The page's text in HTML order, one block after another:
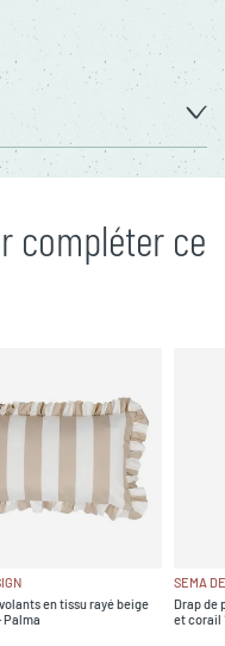
compléter ce
en tissu rayé beige
Palma
SEMA
Drap de
et corail